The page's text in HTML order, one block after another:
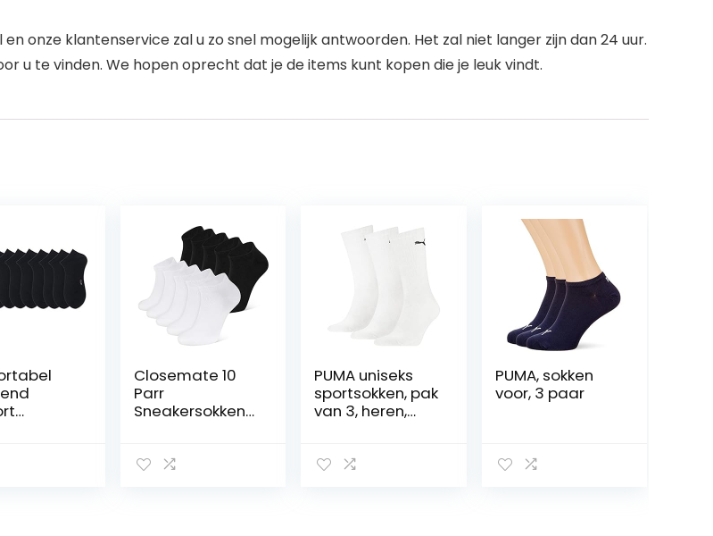
onze klantenservice zal u zo snel mogelijk antwoorden. Het zal niet langer zijn dan 24 uur.
u te vinden. We hopen oprecht dat je de items kunt kopen die je leuk vindt.
Closemate 10
Parr
Sneakersokken
Ademende
PUMA uniseks
sportsokken, pak
van 3, heren,
PUMA, sokken
voor, 3 paar